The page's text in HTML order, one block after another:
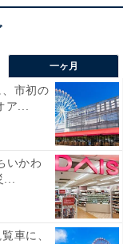
一ヶ月
、市初の
...
いかわ
車に、